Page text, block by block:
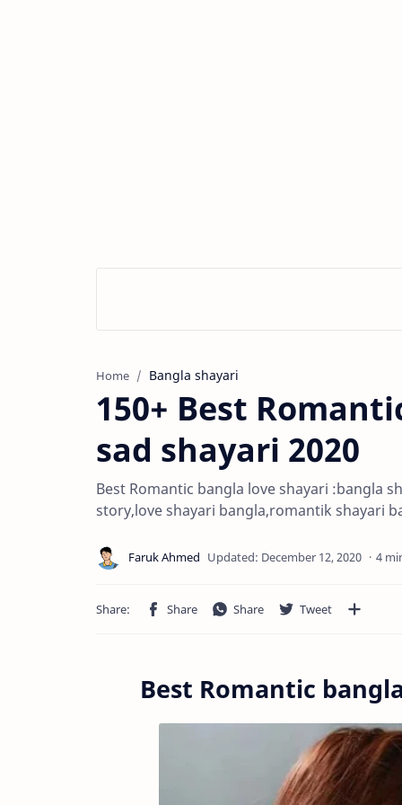
Home Bangla shayari
150+ Best
sad shayari 2020
Best Romantic bangla love shayari :bangla
story,love shayari bangla,romantik shayari
4
Best Romantic bangla